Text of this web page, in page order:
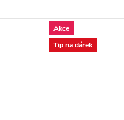
Akce
Tip na dárek